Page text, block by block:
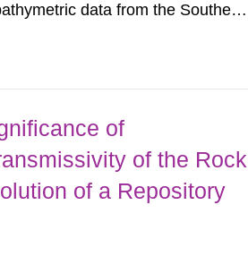
data from the Southern
from...
of
of the Rock
of a Repository